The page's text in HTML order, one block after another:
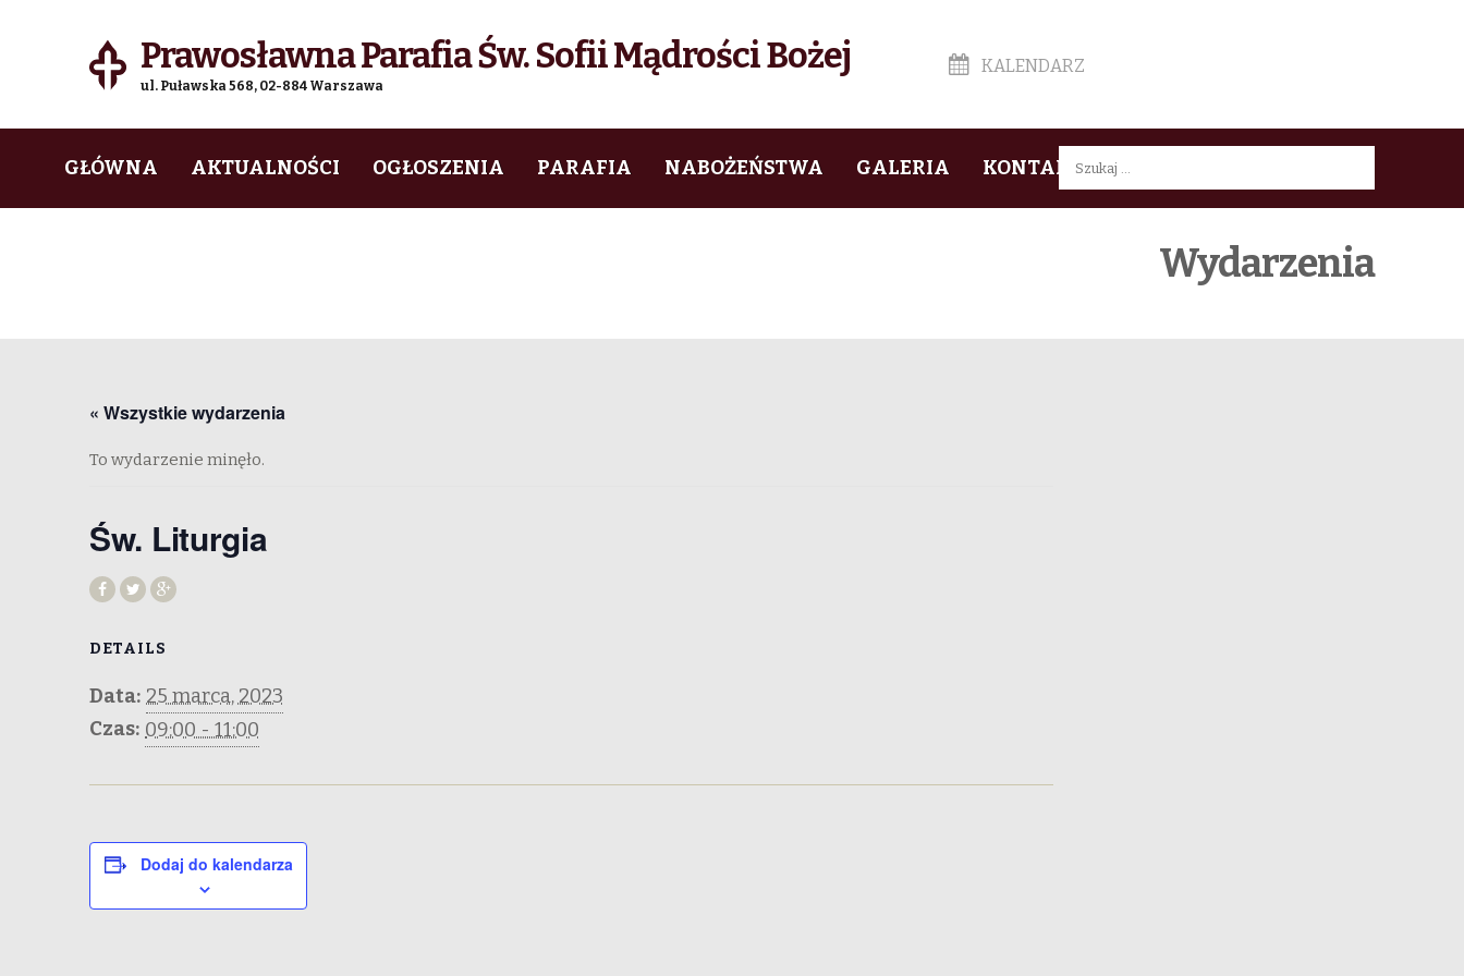
Prawosławna Parafia Św. Sofii Mądrości Bożej
ul. Puławska 568, 02-884 Warszawa
KALENDARZ
to
to
GŁÓWNA AKTUALNOŚCI OGŁOSZENIA PARAFIA NABOŻEŃSTWA GALERIA KONTAKTSzukaj:
Wydarzenia
« Wszystkie wydarzenia
To wydarzenie minęło.
Św. Liturgia
DETAILS
Data: 25 marca, 2023
Czas: 09:00 - 11:00
Dodaj do kalendarza